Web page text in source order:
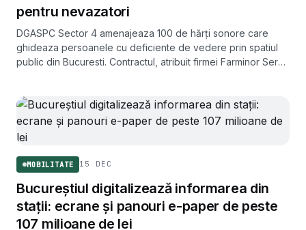
pentru nevazatori
DGASPC Sector 4 amenajeaza 100 de hărți sonore care
ghideaza persoanele cu deficiente de vedere prin spatiul
public din Bucuresti. Contractul, atribuit firmei Farminor Serv,
MOBILITATE 15 DEC
Bucureștiul digitalizează informarea din
stații: ecrane și panouri e-paper de peste
107 milioane de lei